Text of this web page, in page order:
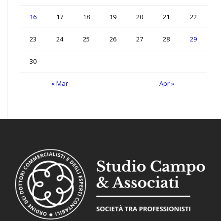
« Mar Apr »
16 17 18 19 20 21 22
23 24 25 26 27 28 29
30